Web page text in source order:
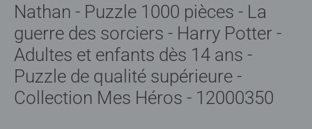
Nathan - Puzzle 1000 pièces - La
guerre des sorciers - Harry Potter -
Adultes et enfants dès 14 ans -
Puzzle de qualité supérieure -
Collection Mes Héros - 12000350